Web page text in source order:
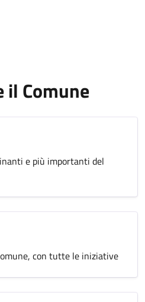
il Comune
e più importanti del
con tutte le iniziative